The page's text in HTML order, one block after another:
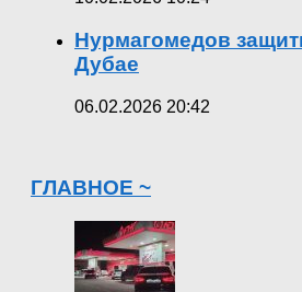
Нурмагомедов
Дубае
06.02.2026 20:42
ГЛАВНОЕ ~